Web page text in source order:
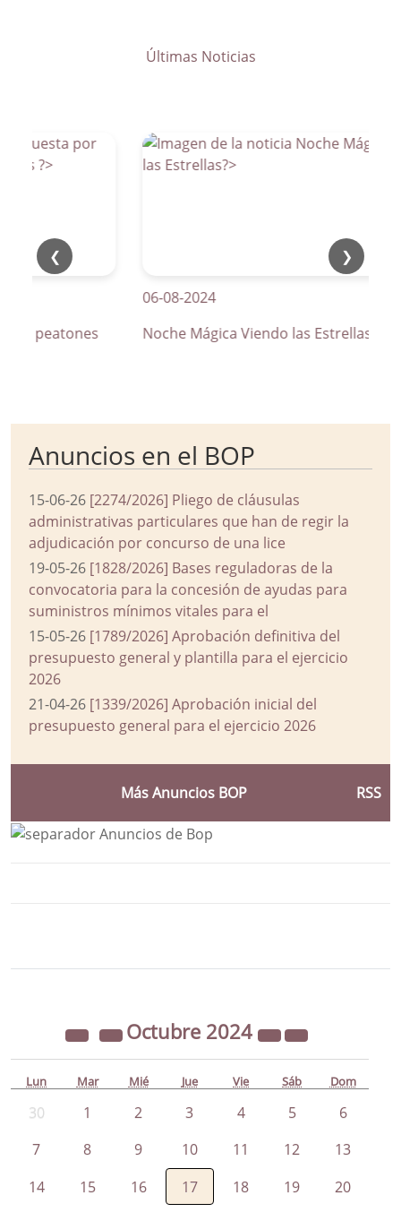
Últimas Noticias
❮ ❯
de peatones
06-08-2024
Noche Mágica Viendo las Estrellas
Anuncios en el BOP
15-06-26 [2274/2026] Pliego de cláusulas
administrativas particulares que han de regir la
adjudicación por concurso de una lice
19-05-26 [1828/2026] Bases reguladoras de la
convocatoria para la concesión de ayudas para
suministros mínimos vitales para el
15-05-26 [1789/2026] Aprobación definitiva del
presupuesto general y plantilla para el ejercicio
2026
21-04-26 [1339/2026] Aprobación inicial del
presupuesto general para el ejercicio 2026
Más Anuncios BOP RSS
Octubre 2024
Lun Mar Mié Jue Vie Sáb Dom
30 1 2 3 4 5
6
7
8 9 10 11 12
13
14
15 16 17 18 19 20